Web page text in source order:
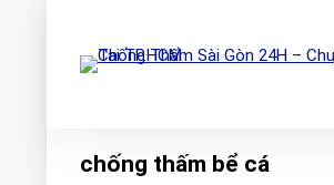
chống thấm bể cá